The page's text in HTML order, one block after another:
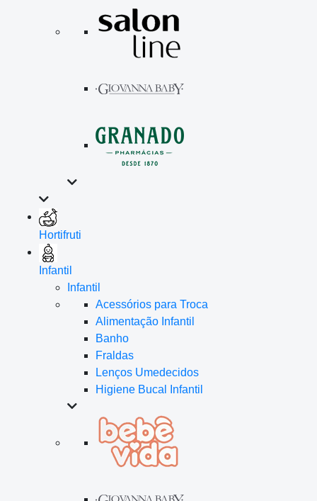
Hortifruti
Infantil
Infantil
Acessórios para Troca
Alimentação Infantil
Banho
Fraldas
Lenços Umedecidos
Higiene Bucal Infantil